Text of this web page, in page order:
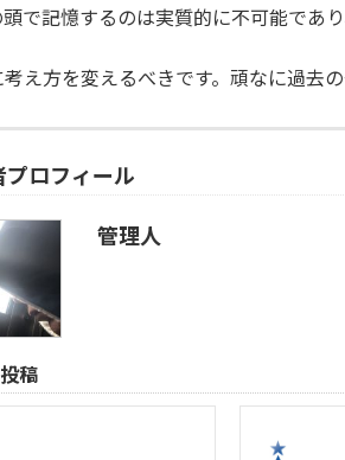
で記憶するのは実質的に不可能であ
え方を変えるべきです。頑なに過去
プロフィール
管理人
稿